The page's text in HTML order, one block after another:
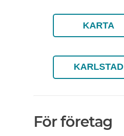
KARTA
KARLSTAD
För företag